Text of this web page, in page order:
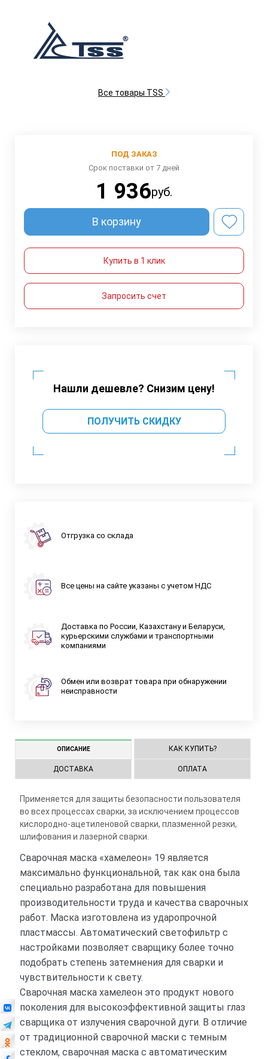
Все товары TSS
ПОД ЗАКАЗ
Срок поставки от 7 дней
1 936руб.
В корзину
Купить в 1 клик
Запросить счет
Нашли дешевле? Снизим цену!
ПОЛУЧИТЬ СКИДКУ
Отгрузка со склада
Все цены на сайте указаны с учетом НДС
Доставка по России, Казахстану и Беларуси,
курьерскими службами и транспортными
компаниями
Обмен или возврат товара при обнаружении
неисправности
ОПИСАНИЕ КАК КУПИТЬ?
ДОСТАВКА ОПЛАТА
Применяется для защиты безопасности пользователя
во всех процессах сварки, за исключением процессов
кислородно-ацетиленовой сварки, плазменной резки,
шлифования и лазерной сварки.
Сварочная маска «хамелеон» 19 является
максимально функциональной, так как она была
специально разработана для повышения
производительности труда и качества сварочных
работ. Маска изготовлена из ударопрочной
пластмассы. Автоматический светофильтр с
настройками позволяет сварщику более точно
подобрать степень затемнения для сварки и
чувствительности к свету.
Сварочная маска хамелеон это продукт нового
поколения для высокоэффективной защиты глаз
сварщика от излучения сварочной дуги. В отличие
от традиционной сварочной маски с темным
стеклом, сварочная маска с автоматическим